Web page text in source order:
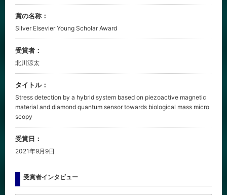
賞の名称：
Silver Elsevier Young Scholar Award
受賞者：
北川涼太
タイトル：
Stress detection by a hybrid system based on piezoactive magnetic
material and diamond quantum sensor towards biological mass micro
scopy
受賞日：
2021年9月9日
受賞者インタビュー